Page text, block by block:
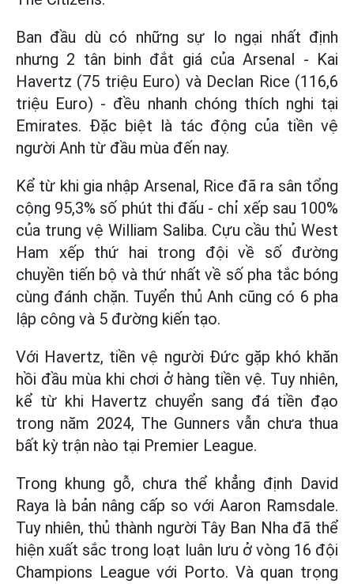
Ban đầu dù có những sự lo ngại nhất định
nhưng 2 tân binh đắt giá của Arsenal - Kai
Havertz (75 triệu Euro) và Declan Rice (116,6
triệu Euro) - đều nhanh chóng thích nghi tại
Emirates. Đặc biệt là tác động của tiền vệ
người Anh từ đầu mùa đến nay.
Kể từ khi gia nhập Arsenal, Rice đã ra sân tổng
cộng 95,3% số phút thi đấu - chỉ xếp sau 100%
của trung vệ William Saliba. Cựu cầu thủ West
Ham xếp thứ hai trong đội về số đường
chuyền tiến bộ và thứ nhất về số pha tắc bóng
cùng đánh chặn. Tuyển thủ Anh cũng có 6 pha
lập công và 5 đường kiến tạo.
Với Havertz, tiền vệ người Đức gặp khó khăn
hồi đầu mùa khi chơi ở hàng tiền vệ. Tuy nhiên,
kể từ khi Havertz chuyển sang đá tiền đạo
trong năm 2024, The Gunners vẫn chưa thua
bất kỳ trận nào tại Premier League.
Trong khung gỗ, chưa thể khẳng định David
Raya là bản nâng cấp so với Aaron Ramsdale.
Tuy nhiên, thủ thành người Tây Ban Nha đã thể
hiện xuất sắc trong loạt luân lưu ở vòng 16 đội
Champions League với Porto. Và quan trọng